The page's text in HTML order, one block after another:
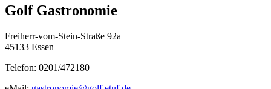
Golf Gastronomie
Freiherr-vom-Stein-Straße 92a
45133 Essen
Telefon: 0201/472180